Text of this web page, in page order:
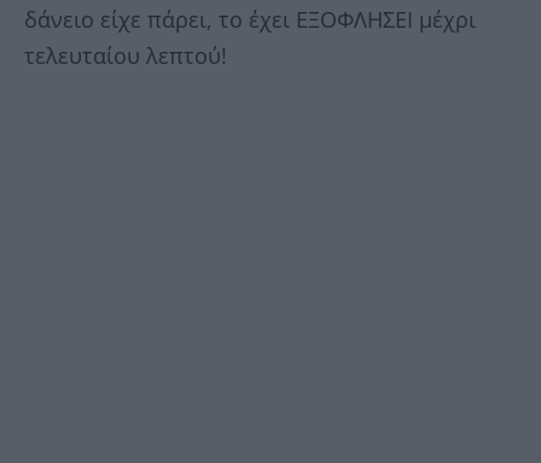
δάνειο είχε πάρει, το έχει ΕΞΟΦΛΗΣΕΙ μέχρι
τελευταίου λεπτού!